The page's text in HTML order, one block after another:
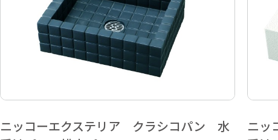
ニッコーエクステリア クラシコパン 水
ニッ